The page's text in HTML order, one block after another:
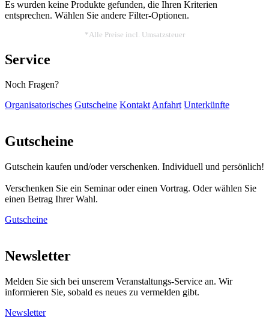
Es wurden keine Produkte gefunden, die Ihren Kriterien
entsprechen. Wählen Sie andere Filter-Optionen.
*Alle Preise incl. Umsatzsteuer
Service
Noch Fragen?
Organisatorisches Gutscheine KontaktAnfahrt Unterkünfte
Gutscheine
Gutschein kaufen und/oder verschenken. Individuell und persönlich!
Verschenken Sie ein Seminar oder einen Vortrag. Oder wählen Sie
einen Betrag Ihrer Wahl.
Gutscheine
Newsletter
Melden Sie sich bei unserem Veranstaltungs-Service an. Wir
informieren Sie, sobald es neues zu vermelden gibt.
Newsletter